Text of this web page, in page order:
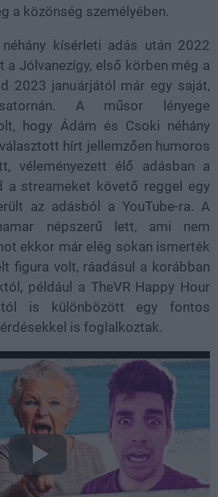
a közönség személyében.
kísérleti adás után 2022
a Jólvanezígy, első körben még a
2023 januárjától már egy saját,
A műsor lényege
hogy Ádám és Csoki néhány
hírt jellemzően humoros
véleményezett élő adásban a
a streameket követő reggel egy
az adásból a YouTube-ra. A
népszerű lett, ami nem
ekkor már elég sokan ismerték
figura volt, ráadásul a korábban
például a TheVR Happy Hour
is különbözött egy fontos
is foglalkoztak.